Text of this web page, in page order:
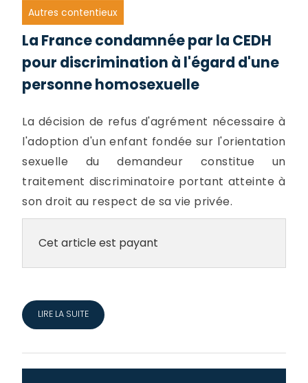
Autres contentieux
La France condamnée par la CEDH
pour discrimination à l'égard d'une
personne homosexuelle
La décision de refus d'agrément nécessaire à
l'adoption d'un enfant fondée sur l'orientation
sexuelle du demandeur constitue un
traitement discriminatoire portant atteinte à
son droit au respect de sa vie privée.
Cet article est payant
LIRE LA SUITE